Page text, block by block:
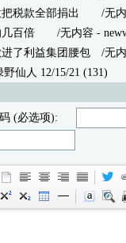
税款全部捐出
/无内
百倍 /无内容 -
了利益集团腰包 /无内
人 12/15/21 (131)
(必选项):